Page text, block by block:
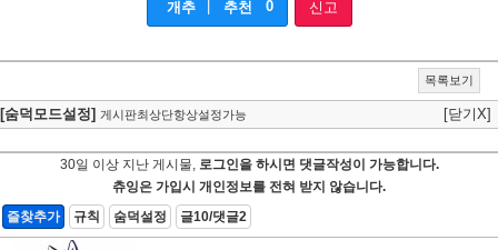
개추 추천 0 신고
목록보기
[숨덕모드설정] 게시판최상단항상설정가능 [닫기X]
30일 이상 지난 게시물,
로그인을 하시면 댓글작성이 가능합니다.
츄잉은 가입시 개인정보를 전혀 받지 않습니다.
즐찾추가
규칙 숨덕설정 글10/댓글2